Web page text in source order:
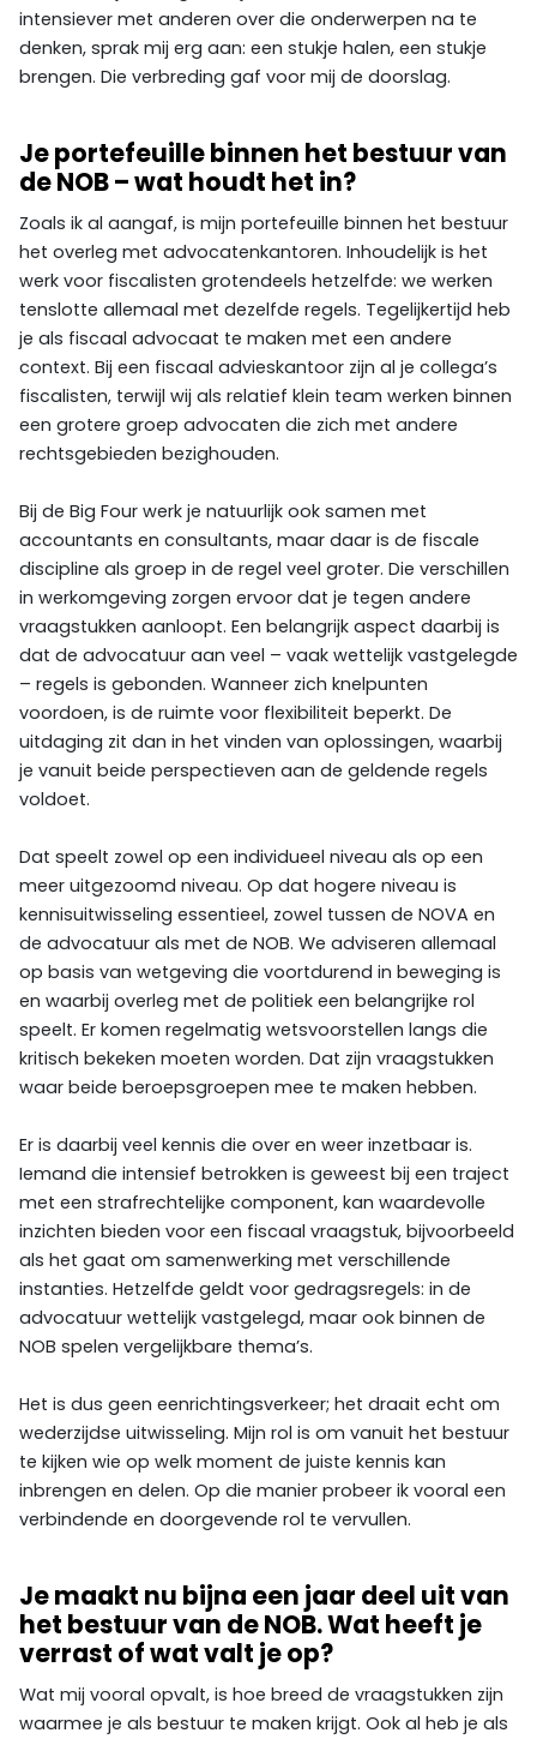
intensiever met anderen over die onderwerpen na te
denken, sprak mij erg aan: een stukje halen, een stukje
brengen. Die verbreding gaf voor mij de doorslag.
Je portefeuille binnen het bestuur van
de NOB – wat houdt het in?
Zoals ik al aangaf, is mijn portefeuille binnen het bestuur
het overleg met advocatenkantoren. Inhoudelijk is het
werk voor fiscalisten grotendeels hetzelfde: we werken
tenslotte allemaal met dezelfde regels. Tegelijkertijd heb
je als fiscaal advocaat te maken met een andere
context. Bij een fiscaal advieskantoor zijn al je collega’s
fiscalisten, terwijl wij als relatief klein team werken binnen
een grotere groep advocaten die zich met andere
rechtsgebieden bezighouden.
Bij de Big Four werk je natuurlijk ook samen met
accountants en consultants, maar daar is de fiscale
discipline als groep in de regel veel groter. Die verschillen
in werkomgeving zorgen ervoor dat je tegen andere
vraagstukken aanloopt. Een belangrijk aspect daarbij is
dat de advocatuur aan veel – vaak wettelijk vastgelegde
– regels is gebonden. Wanneer zich knelpunten
voordoen, is de ruimte voor flexibiliteit beperkt. De
uitdaging zit dan in het vinden van oplossingen, waarbij
je vanuit beide perspectieven aan de geldende regels
voldoet.
Dat speelt zowel op een individueel niveau als op een
meer uitgezoomd niveau. Op dat hogere niveau is
kennisuitwisseling essentieel, zowel tussen de NOVA en
de advocatuur als met de NOB. We adviseren allemaal
op basis van wetgeving die voortdurend in beweging is
en waarbij overleg met de politiek een belangrijke rol
speelt. Er komen regelmatig wetsvoorstellen langs die
kritisch bekeken moeten worden. Dat zijn vraagstukken
waar beide beroepsgroepen mee te maken hebben.
Er is daarbij veel kennis die over en weer inzetbaar is.
Iemand die intensief betrokken is geweest bij een traject
met een strafrechtelijke component, kan waardevolle
inzichten bieden voor een fiscaal vraagstuk, bijvoorbeeld
als het gaat om samenwerking met verschillende
instanties. Hetzelfde geldt voor gedragsregels: in de
advocatuur wettelijk vastgelegd, maar ook binnen de
NOB spelen vergelijkbare thema’s.
Het is dus geen eenrichtingsverkeer; het draait echt om
wederzijdse uitwisseling. Mijn rol is om vanuit het bestuur
te kijken wie op welk moment de juiste kennis kan
inbrengen en delen. Op die manier probeer ik vooral een
verbindende en doorgevende rol te vervullen.
Je maakt nu bijna een jaar deel uit van
het bestuur van de NOB. Wat heeft je
verrast of wat valt je op?
Wat mij vooral opvalt, is hoe breed de vraagstukken zijn
waarmee je als bestuur te maken krijgt. Ook al heb je als